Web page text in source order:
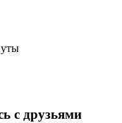
с друзьями